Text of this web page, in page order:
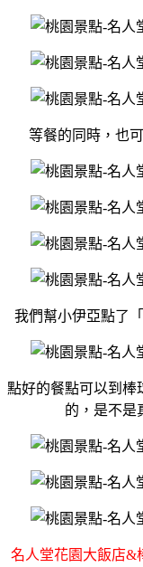
等餐的同時， 也
我們幫小伊亞點了
點好的餐點可以到棒
的， 是不是
名人堂花園大飯店&